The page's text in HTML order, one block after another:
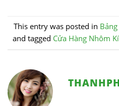
This entry was posted in
and tagged Cửa Hàng Nhôm